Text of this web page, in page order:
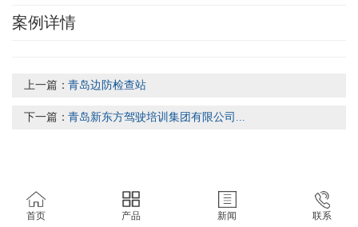
案例详情
上一篇：青岛边防检查站
下一篇：青岛新东方驾驶培训集团有限公司...
首页 产品 新闻 联系